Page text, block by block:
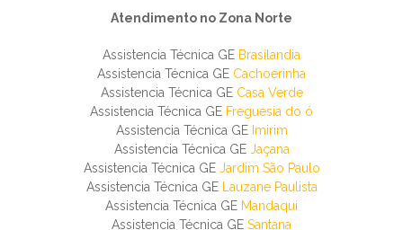
Atendimento no Zona Norte
Assistencia Técnica GE Brasilandia
Assistencia Técnica GE Cachoerinha
Assistencia Técnica GE Casa Verde
Assistencia Técnica GE Freguesia do ó
Assistencia Técnica GE Imirim
Assistencia Técnica GE Jaçana
Assistencia Técnica GE Jardim São Paulo
Assistencia Técnica GE
Lauzane Paulista
Assistencia Técnica GE Mandaqui
Assistencia Técnica GE Santana